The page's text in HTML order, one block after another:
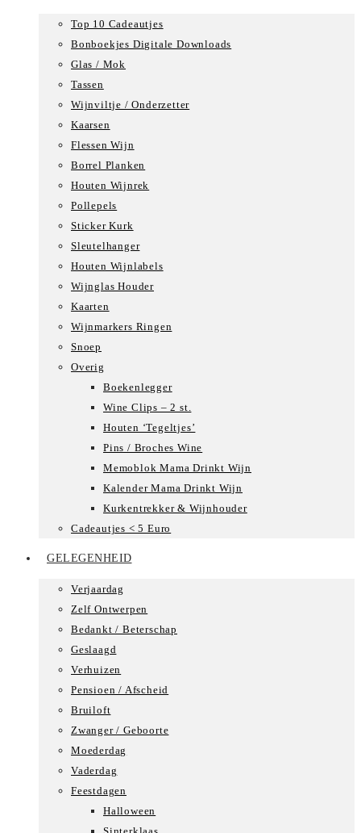
Top 10 Cadeautjes
Bonboekjes Digitale Downloads
Glas / Mok
Tassen
Wijnviltje / Onderzetter
Kaarsen
Flessen Wijn
Borrel Planken
Houten Wijnrek
Pollepels
Sticker Kurk
Sleutelhanger
Houten Wijnlabels
Wijnglas Houder
Kaarten
Wijnmarkers Ringen
Snoep
Overig
Boekenlegger
Wine Clips – 2 st.
Houten ‘Tegeltjes’
Pins / Broches Wine
Memoblok Mama Drinkt Wijn
Kalender Mama Drinkt Wijn
Kurkentrekker & Wijnhouder
Cadeautjes < 5 Euro
GELEGENHEID
Verjaardag
Zelf Ontwerpen
Bedankt / Beterschap
Geslaagd
Verhuizen
Pensioen / Afscheid
Bruiloft
Zwanger / Geboorte
Moederdag
Vaderdag
Feestdagen
Halloween